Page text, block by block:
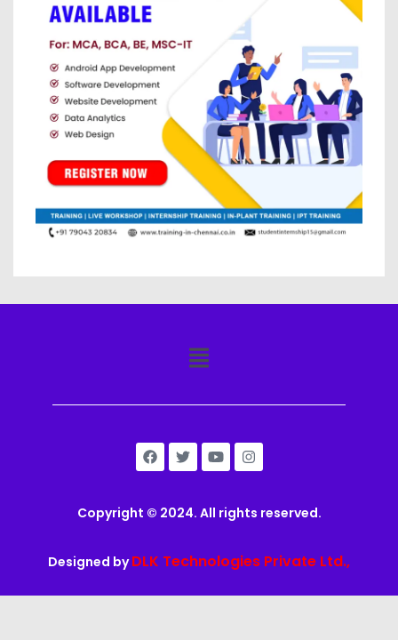
Copyright © 2024. All rights reserved.
Designed byDLK Technologies Private Ltd.,